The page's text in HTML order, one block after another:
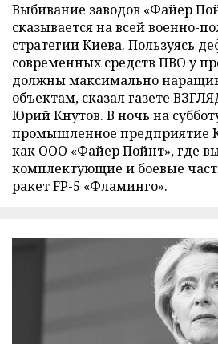
Выбивание заводов «Файер
сказывается на всей военно-
стратегии Киева. Пользуясь
современных средств ПВО у
должны максимально
объектам, сказал газете
Юрий Кнутов. В ночь на
промышленное предприятие
как ООО «Файер Пойнт», где
комплектующие и боевые
ракет FP-5 «Фламинго».